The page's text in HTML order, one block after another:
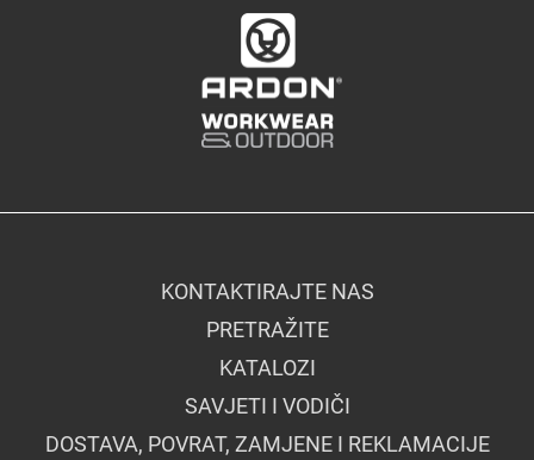
KONTAKTIRAJTE NAS
PRETRAŽITE
KATALOZI
SAVJETI I VODIČI
DOSTAVA, POVRAT, ZAMJENE I REKLAMACIJE